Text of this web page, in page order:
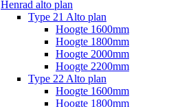
Henrad alto plan
Type 21 Alto plan
Hoogte 1600mm
Hoogte 1800mm
Hoogte 2000mm
Hoogte 2200mm
Type 22 Alto plan
Hoogte 1600mm
Hoogte 1800mm